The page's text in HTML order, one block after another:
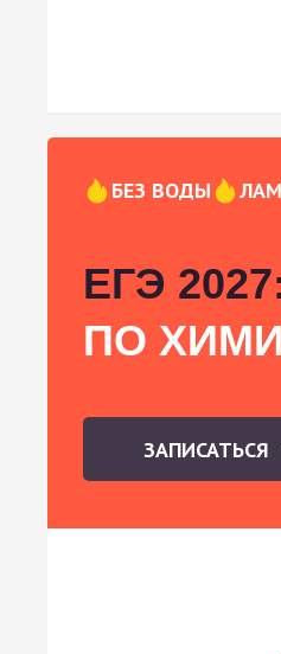
БЕЗ ВОДЫ
ЕГЭ
ПО
ЗАПИСАТЬСЯ